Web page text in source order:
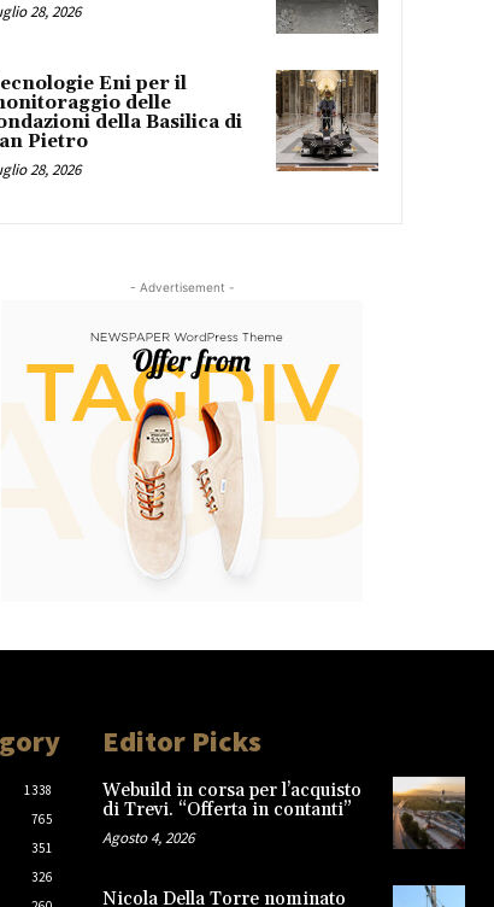
28, 2026
Eni per il
delle
della Basilica di
Pietro
28, 2026
- Advertisement -
1338
765
351
326
Editor Picks
Webuild in corsa per l’acquisto
di Trevi. “Offerta in contanti”
Agosto 4, 2026
Nicola Della Torre nominato